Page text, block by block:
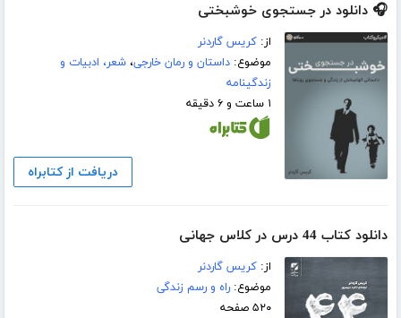
🎧 دانلود در جستجوی خوشبختی
از:کریس گاردنر
موضوع:داستان و رمان خارجی،شعر، ادبیات و
زندگینامه
۱ ساعت و ۶ دقیقه
دریافت از کتابراه
دانلود کتاب 44 درس در کلاس جهانی
از:کریس گاردنر
موضوع:راه و رسم زندگی
۵۲۰ صفحه